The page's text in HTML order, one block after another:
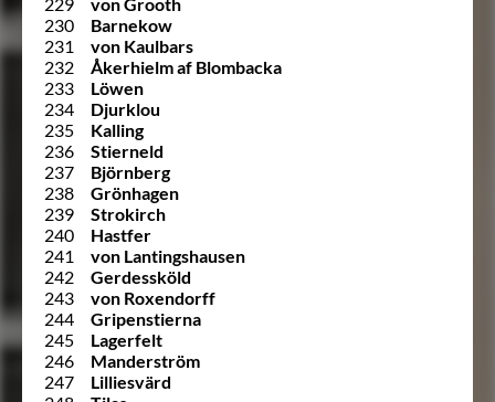
230
Barnekow
231
von Kaulbars
232
Åkerhielm af Blombacka
233
Löwen
234
Djurklou
235
Kalling
236
Stierneld
237
Björnberg
238
Grönhagen
239
Strokirch
240
Hastfer
241
von Lantingshausen
242
Gerdessköld
243
von Roxendorff
244
Gripenstierna
245
Lagerfelt
246
Manderström
247
Lilliesvärd